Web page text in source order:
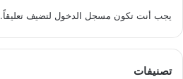
يجب أنت تكون مسجل الدخول لتضيف تعليقاً.
تصنيفات